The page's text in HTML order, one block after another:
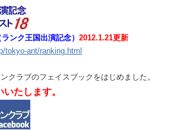
ンク王国出演記念） 2012.1.21更新
tokyo-ant/ranking.html
クラブのフェイスブックをはじめました。
たします。